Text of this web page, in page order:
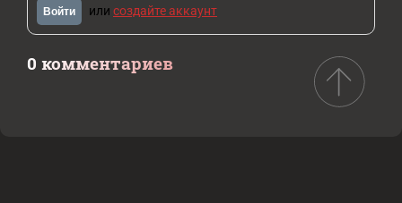
Войти или создайте аккаунт
0 комментариев